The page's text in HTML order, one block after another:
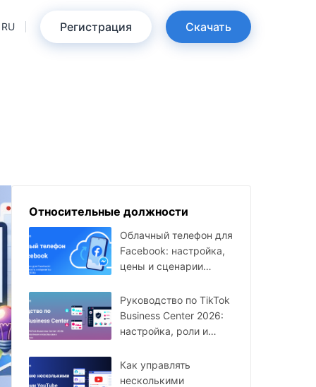
RU Регистрация Скачать
Относительные должности
Облачный телефон для
Facebook: настройка,
цены и сценарии
году
Руководство по TikTok
Business Center 2026:
настройка, роли и
Как управлять
несколькими